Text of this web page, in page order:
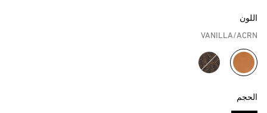
اللون
VANILLA/ACRN
مختار
الحجم